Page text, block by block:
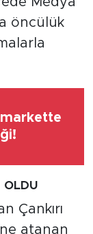
öncülük
OLDU
Çankırı
atanan